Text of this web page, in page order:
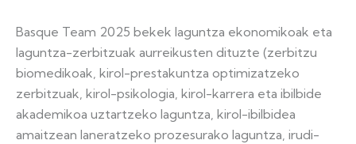
Basque Team 2025 bekek laguntza ekonomikoak eta
laguntza-zerbitzuak aurreikusten dituzte (zerbitzu
biomedikoak, kirol-prestakuntza optimizatzeko
zerbitzuak, kirol-psikologia, kirol-karrera eta ibilbide
akademikoa uztartzeko laguntza, kirol-ibilbidea
amaitzean laneratzeko prozesurako laguntza, irudi-